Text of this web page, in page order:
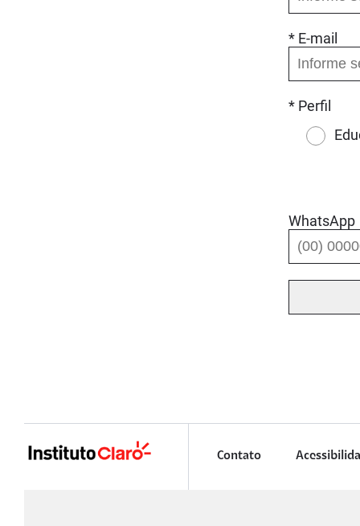
* E-mail
* Perfil
WhatsApp
Contato